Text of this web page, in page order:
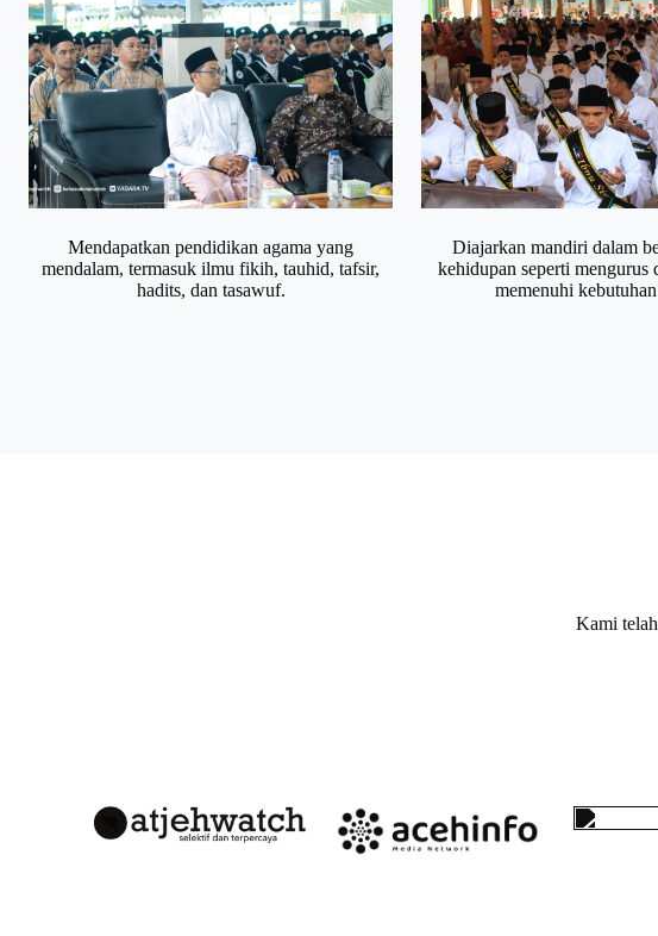
Mendapatkan pendidikan agama yang
mendalam, termasuk ilmu fikih, tauhid, tafsir,
hadits, dan tasawuf.
Diajarkan mandiri dalam
kehidupan seperti mengurus
memenuhi
Kami